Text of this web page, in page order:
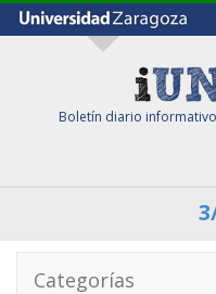
Boletín diario
Categorías